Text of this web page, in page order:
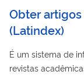
Obter
(Latindex)
É um sistema de
revistas